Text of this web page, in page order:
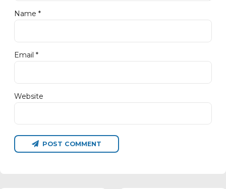
Name *
Email *
Website
POST COMMENT